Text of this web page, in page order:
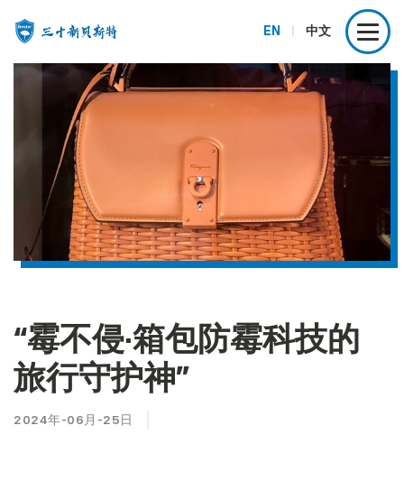
EN 中文
“霉不侵·箱包防霉科技的
旅行守护神”
2024年-06月-25日